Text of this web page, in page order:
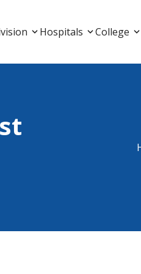
Doctor Listing
Hospitals College